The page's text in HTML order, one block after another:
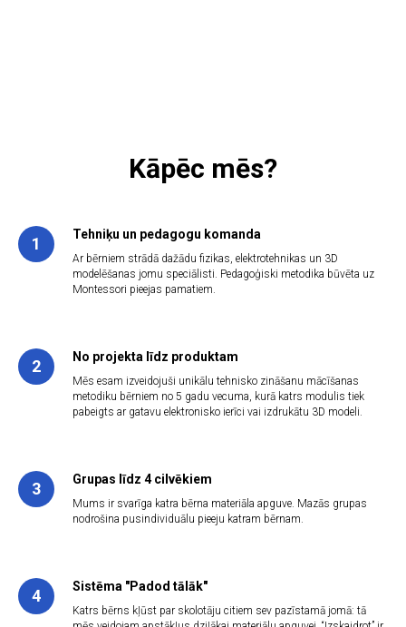
Kāpēc mēs?
1 Tehniķu un pedagogu komanda
Ar bērniem strādā dažādu fizikas, elektrotehnikas un 3D
modelēšanas jomu speciālisti. Pedagoģiski metodika būvēta uz
Montessori pieejas pamatiem.
2 No projekta līdz produktam
Mēs esam izveidojuši unikālu tehnisko zināšanu mācīšanas
metodiku bērniem no 5 gadu vecuma, kurā katrs modulis tiek
pabeigts ar gatavu elektronisko ierīci vai izdrukātu 3D modeli.
3 Grupas līdz 4 cilvēkiem
Mums ir svarīga katra bērna materiāla apguve. Mazās grupas
nodrošina pusindividuālu pieeju katram bērnam.
4 Sistēma "Padod tālāk"
Katrs bērns kļūst par skolotāju citiem sev pazīstamā jomā: tā